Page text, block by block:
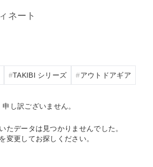
ネート
TAKIBI シリーズ アウトドアギア
申し訳ございません。
たデータは見つかりませんでした。
変更してお探しください。